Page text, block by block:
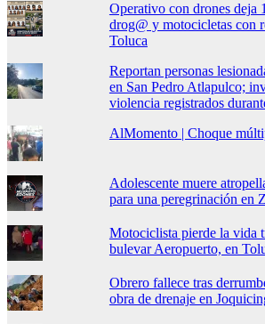
Operativo con drones deja
drog@ y motocicletas con
Toluca
Reportan personas
en San Pedro Atlapulco;
violencia registrados
AlMomento | Choque
Adolescente muere
para una peregrinación en
Motociclista pierde la vida
bulevar Aeropuerto, en
Obrero fallece tras
obra de drenaje en